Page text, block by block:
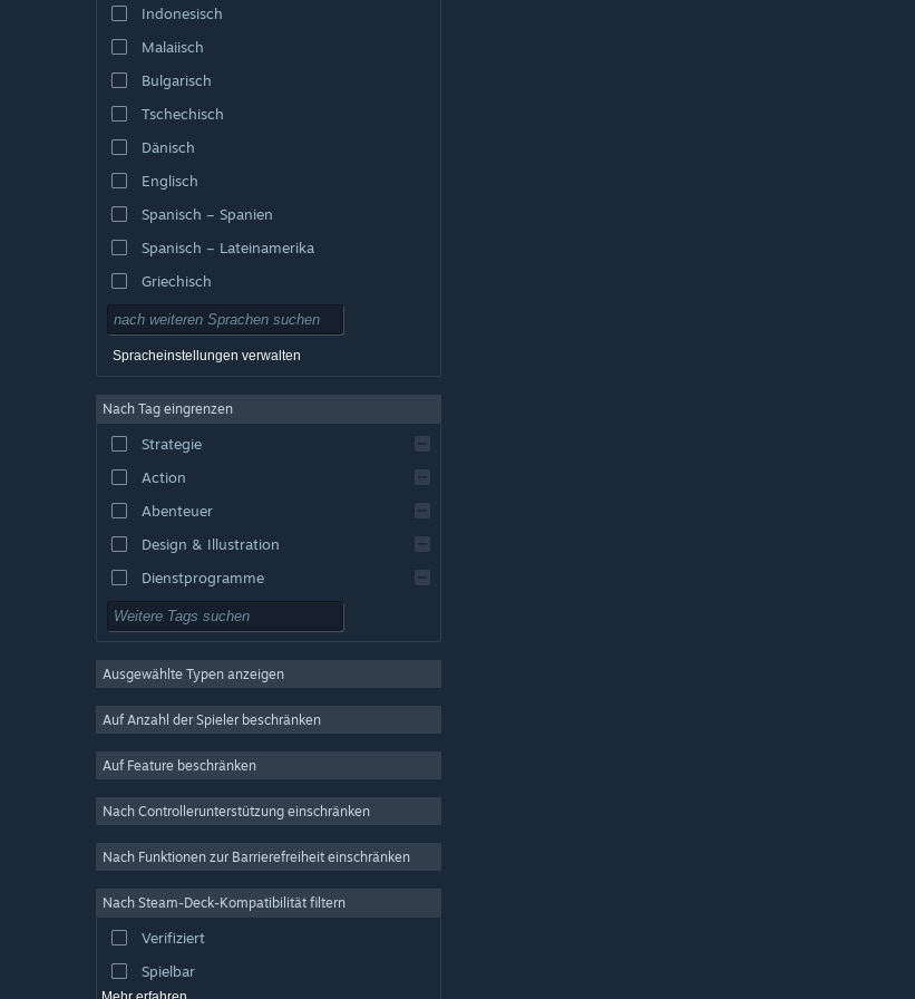
Indonesisch
Malaiisch
Bulgarisch
Tschechisch
Dänisch
Englisch
Spanisch – Spanien
Spanisch – Lateinamerika
Griechisch
Spracheinstellungen verwalten
Nach Tag eingrenzen
Strategie
Action
Abenteuer
Design & Illustration
Dienstprogramme
Kostenlos spielbar
MMO
Indie
Simulation
Videoproduktion
Fotobearbeitung
Ausgewählte Typen anzeigen
Auf Anzahl der Spieler beschränken
Auf Feature beschränken
Nach Controllerunterstützung einschränken
Nach Funktionen zur Barrierefreiheit einschränken
Nach Steam-Deck-Kompatibilität filtern
Verifiziert
Spielbar